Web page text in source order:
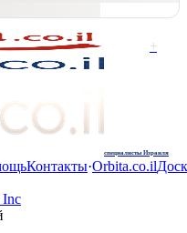
+
специалисты Израиля
Контакты·Orbita.co.il
Inc